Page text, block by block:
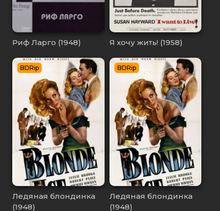
Риф Ларго (1948) Я хочу жить! (1958)
BDRip
Ледяная блондинка
(1948)
BDRip
Ледяная блондинка
(1948)